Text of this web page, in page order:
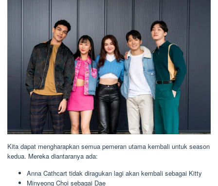
Kita dapat mengharapkan semua pemeran utama kembali untuk season
kedua. Mereka diantaranya ada:
Anna Cathcart tidak diragukan lagi akan kembali sebagai Kitty
Minyeong Choi sebagai Dae